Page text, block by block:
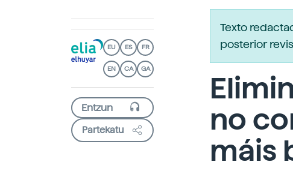
EU ES FR
EN CA GA
Partekatu
Texto
posterior
no
máis